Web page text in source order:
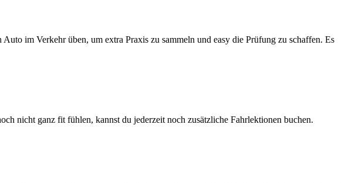
im Verkehr üben, um extra Praxis zu sammeln und easy die Prüfung zu schaffen. Es
nicht ganz fit fühlen, kannst du jederzeit noch zusätzliche Fahrlektionen buchen.